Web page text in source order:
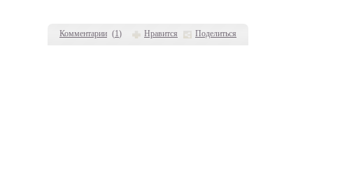
Комментарии (1) Нравится Поделиться